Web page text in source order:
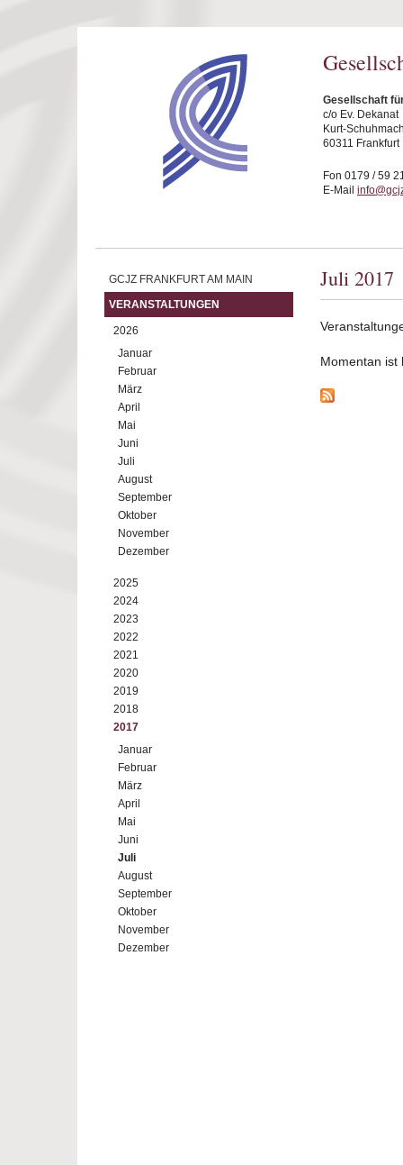
Gesellschaft
c/o Ev. Dekanat
Kurt-
60311 Frankfurt
Fon 0179 / 59
E-Mail
GCJZ FRANKFURT AM MAIN
VERANSTALTUNGEN
2026
Januar
Februar
März
April
Mai
Juni
Juli
August
September
Oktober
November
Dezember
2025
2024
2023
2022
2021
2020
2019
2018
2017
Januar
Februar
März
April
Mai
Juni
Juli
August
September
Oktober
November
Dezember
Juli 2017
Momentan ist